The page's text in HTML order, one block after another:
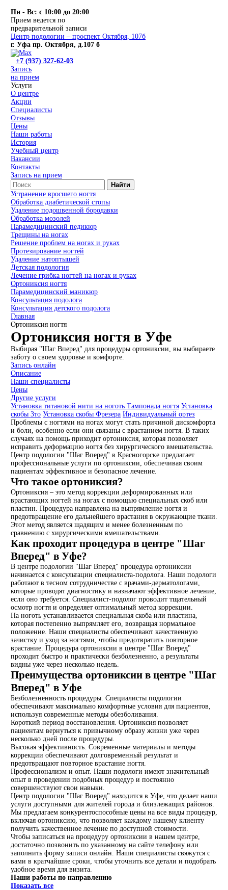
Пн - Вс: с 10:00 до 20:00
Прием ведется по
предварительной записи
Центр подологии – проспект Октября, 107б
г. Уфа пр. Октября, д.107 б
+7 (937) 327-62-03
Запись
на прием
Услуги
О центре
Акции
Специалисты
Отзывы
Цены
Наши работы
История
Учебный центр
Вакансии
Контакты
Запись на прием
Найти
Устранение вросшего ногтя
Обработка диабетической стопы
Удаление подошвенной бородавки
Обработка мозолей
Парамедицинский педикюр
Трещины на ногах
Решение проблем на ногах и руках
Протезирование ногтей
Удаление натоптышей
Детская подология
Лечение грибка ногтей на ногах и руках
Ортониксия ногтя
Парамедицинский маникюр
Консультация подолога
Консультация детского подолога
Главная
Ортониксия ногтя
Ортониксия ногтя в Уфе
Выбирая "Шаг Вперед" для процедуры ортониксии, вы выбираете
заботу о своем здоровье и комфорте.
Запись онлайн
Описание
Наши специалисты
Цены
Другие услуги
Установка титановой нити на ноготь Тампонада ногтя Установка
скобы 3то Установка скобы Фрезера Индивидуальный ортез
Проблемы с ногтями на ногах могут стать причиной дискомфорта
и боли, особенно если они связаны с врастанием ногтя. В таких
случаях на помощь приходит ортониксия, которая позволяет
исправить деформацию ногтя без хирургического вмешательства.
Центр подологии "Шаг Вперед" в Красногорске предлагает
профессиональные услуги по ортониксии, обеспечивая своим
пациентам эффективное и безопасное лечение.
Что такое ортониксия?
Ортониксия – это метод коррекции деформированных или
врастающих ногтей на ногах с помощью специальных скоб или
пластин. Процедура направлена на выпрямление ногтя и
предотвращение его дальнейшего врастания в окружающие ткани.
Этот метод является щадящим и менее болезненным по
сравнению с хирургическими вмешательствами.
Как проходит процедура в центре "Шаг
Вперед" в Уфе?
В центре подологии "Шаг Вперед" процедура ортониксии
начинается с консультации специалиста-подолога. Наши подологи
работают в тесном сотрудничестве с врачами-дерматологами,
которые проводят диагностику и назначают эффективное лечение,
если оно требуется. Специалист-подолог проводит тщательный
осмотр ногтя и определяет оптимальный метод коррекции.
На ноготь устанавливается специальная скоба или пластина,
которая постепенно выпрямляет его, возвращая нормальное
положение. Наши специалисты обеспечивают качественную
зачистку и уход за ногтями, чтобы предотвратить повторное
врастание. Процедура ортониксии в центре "Шаг Вперед"
проходит быстро и практически безболезненно, а результаты
видны уже через несколько недель.
Преимущества ортониксии в центре "Шаг
Вперед" в Уфе
Безболезненность процедуры. Специалисты подологии
обеспечивают максимально комфортные условия для пациентов,
используя современные методы обезболивания.
Короткий период восстановления. Ортониксия позволяет
пациентам вернуться к привычному образу жизни уже через
несколько дней после процедуры.
Высокая эффективность. Современные материалы и методы
коррекции обеспечивают долговременный результат и
предотвращают повторное врастание ногтя.
Профессионализм и опыт. Наши подологи имеют значительный
опыт в проведении подобных процедур и постоянно
совершенствуют свои навыки.
Центр подологии "Шаг Вперед" находится в Уфе, что делает наши
услуги доступными для жителей города и близлежащих районов.
Мы предлагаем конкурентоспособные цены на все виды процедур,
включая ортониксию, что позволяет каждому нашему клиенту
получить качественное лечение по доступной стоимости.
Чтобы записаться на процедуру ортониксии в нашем центре,
достаточно позвонить по указанному на сайте телефону или
заполнить форму записи онлайн. Наши специалисты свяжутся с
вами в кратчайшие сроки, чтобы уточнить все детали и подобрать
удобное время для визита.
Наши работы по направлению
Показать все